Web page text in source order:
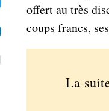
offert au très
coups francs,
La